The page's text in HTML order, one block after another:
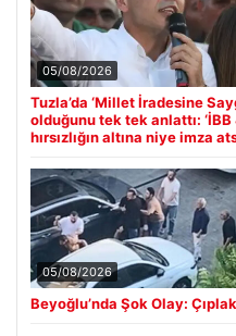
05/08/2026
Tuzla’da ‘Millet İradesine
olduğunu tek tek anlattı:
hırsızlığın altına niye imza
05/08/2026
Beyoğlu’nda Şok Olay: